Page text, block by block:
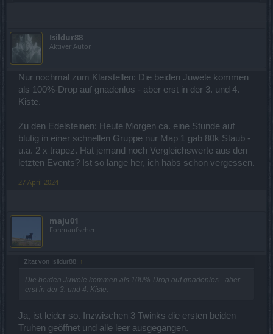
Isildur88
Aktiver Autor
Nur nochmal zum Klarstellen: Die beiden Juwele kommen
als 100%-Drop auf gnadenlos - aber erst in der 3. und 4.
Kiste.
Zu den Edelsteinen: Heute Morgen ca. eine Stunde auf
blutig in einer schnellen Gruppe nur Map 1 gab 80k Staub -
u.a. 2 x trapez. Hat jemand noch Vergleichswerte aus den
letzten Events? Ist so lange her, ich habs schon vergessen.
27 April 2024
maju01
Forenaufseher
Zitat von Isildur88: ↑
Die beiden Juwele kommen als 100%-Drop auf gnadenlos - aber
erst in der 3. und 4. Kiste.
Ja, ist leider so. Inzwischen 3 Twinks die ersten beiden
Truhen geöffnet und alle leer ausgegangen.